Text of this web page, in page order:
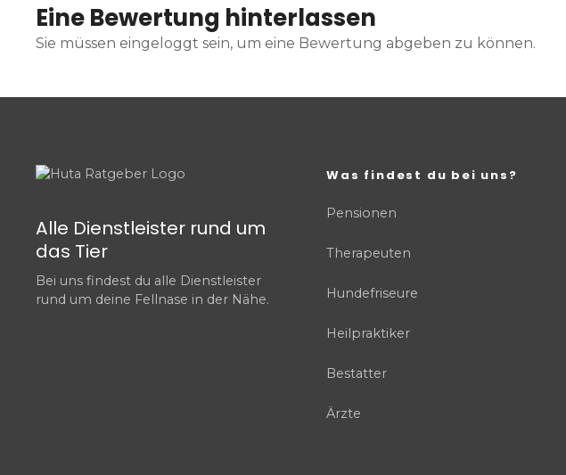
Eine Bewertung hinterlassen
Sie müssen eingeloggt sein, um eine Bewertung abgeben zu können.
Alle Dienstleister rund um
das Tier
Bei uns findest du alle Dienstleister
rund um deine Fellnase in der Nähe.
Was findest du bei uns?
Pensionen
Therapeuten
Hundefriseure
Heilpraktiker
Bestatter
Ärzte